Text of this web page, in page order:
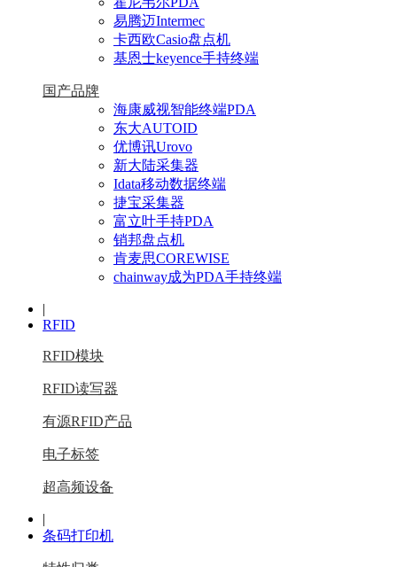
易腾迈Intermec
卡西欧Casio盘点机
基恩士keyence手持终端
国产品牌
海康威视智能终端PDA
东大AUTOID
优博讯Urovo
新大陆采集器
Idata移动数据终端
捷宝采集器
富立叶手持PDA
销邦盘点机
肯麦思COREWISE
chainway成为PDA手持终端
|
RFID
RFID模块
RFID读写器
有源RFID产品
电子标签
超高频设备
|
条码打印机